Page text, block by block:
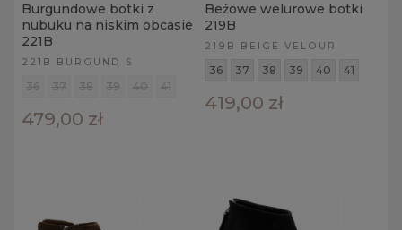
Burgundowe botki z
nubuku na niskim obcasie
221B
221B BURGUND S
36 37 38 39 40 41
479,00 zł
Beżowe welurowe botki
219B
219B BEIGE VELOUR
36 37 38 39 40 41
419,00 zł